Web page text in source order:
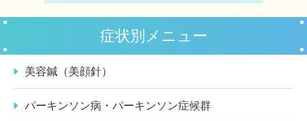
症状別メニュー
美容鍼（美顔針）
パーキンソン病・パーキンソン症候群